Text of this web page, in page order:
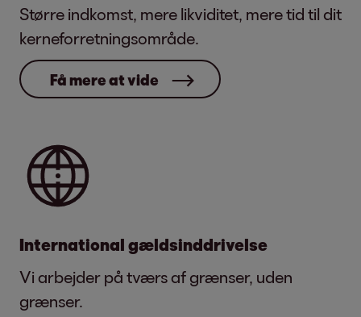
Større indkomst, mere likviditet, mere tid til dit
kerneforretningsområde.
Få mere at vide
International gældsinddrivelse
Vi arbejder på tværs af grænser, uden
grænser.